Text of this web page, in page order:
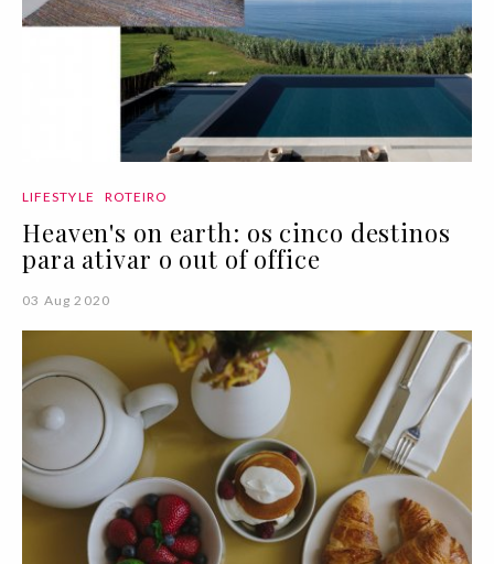
LIFESTYLE ROTEIRO
Heaven's on earth: os cinco destinos
para ativar o out of office
03 Aug 2020